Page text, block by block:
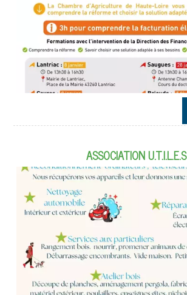
ASSOCIATION U.T.I.L.E.S